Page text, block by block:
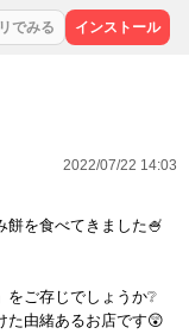
でみる インストール
2022/07/22 14:03
餅を食べてきました🍧
ご存じでしょうか❔
た由緒あるお店です😲